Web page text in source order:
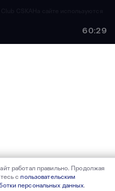
60:29
работал правильно. Продолжая
спользовательским
персональных данных.